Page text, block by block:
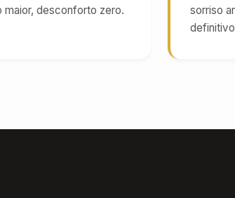
desconforto zero.
sorriso